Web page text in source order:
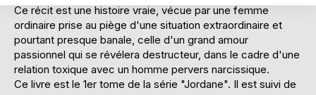
Ce récit est une histoire vraie, vécue par une femme
ordinaire prise au piège d'une situation extraordinaire et
pourtant presque banale, celle d'un grand amour
passionnel qui se révélera destructeur, dans le cadre d'une
relation toxique avec un homme pervers narcissique.
Ce livre est le 1er tome de la série "Jordane". Il est suivi de